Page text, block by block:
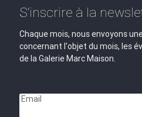
S'inscrire à la
Chaque mois, nous envoyons
concernant l'objet du mois, les
de la Galerie Marc Maison.
Email